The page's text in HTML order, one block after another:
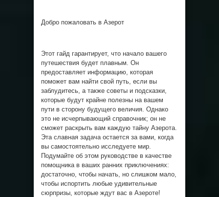
Добро пожаловать в Азерот
Этот гайд гарантирует, что начало вашего
путешествия будет плавным. Он
предоставляет информацию, которая
поможет вам найти свой путь, если вы
заблудитесь, а также советы и подсказки,
которые будут крайне полезны на вашем
пути в сторону будущего величия. Однако
это не исчерпывающий справочник; он не
сможет раскрыть вам каждую тайну Азерота.
Эта славная задача остается за вами, когда
вы самостоятельно исследуете мир.
Подумайте об этом руководстве в качестве
помощника в ваших ранних приключениях:
достаточно, чтобы начать, но слишком мало,
чтобы испортить любые удивительные
сюрпризы, которые ждут вас в Азероте!